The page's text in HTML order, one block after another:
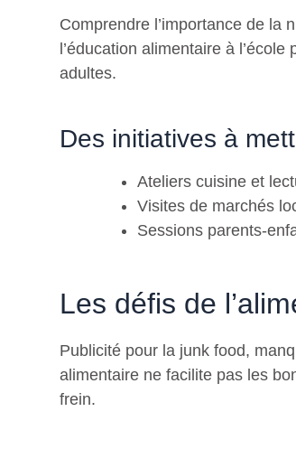
Comprendre l’importance de la
l’éducation alimentaire à
adultes.
Des initiatives à
Ateliers cuisine et
Visites de marchés
Sessions parents-
Les défis de
Publicité pour la junk food,
alimentaire ne facilite pas les
frein.